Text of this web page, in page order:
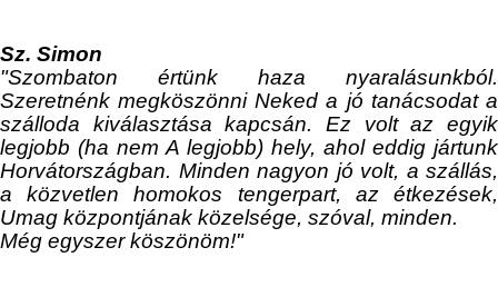
Sz. Simon
"Szombaton értünk haza nyaralásunkból.
Szeretnénk megköszönni Neked a jó tanácsodat a
szálloda kiválasztása kapcsán. Ez volt az egyik
legjobb (ha nem A legjobb) hely, ahol eddig jártunk
Horvátországban. Minden nagyon jó volt, a szállás,
aközvetlen homokos tengerpart, az étkezések,
Umag központjának közelsége, szóval, minden.
Még egyszerköszönöm!"